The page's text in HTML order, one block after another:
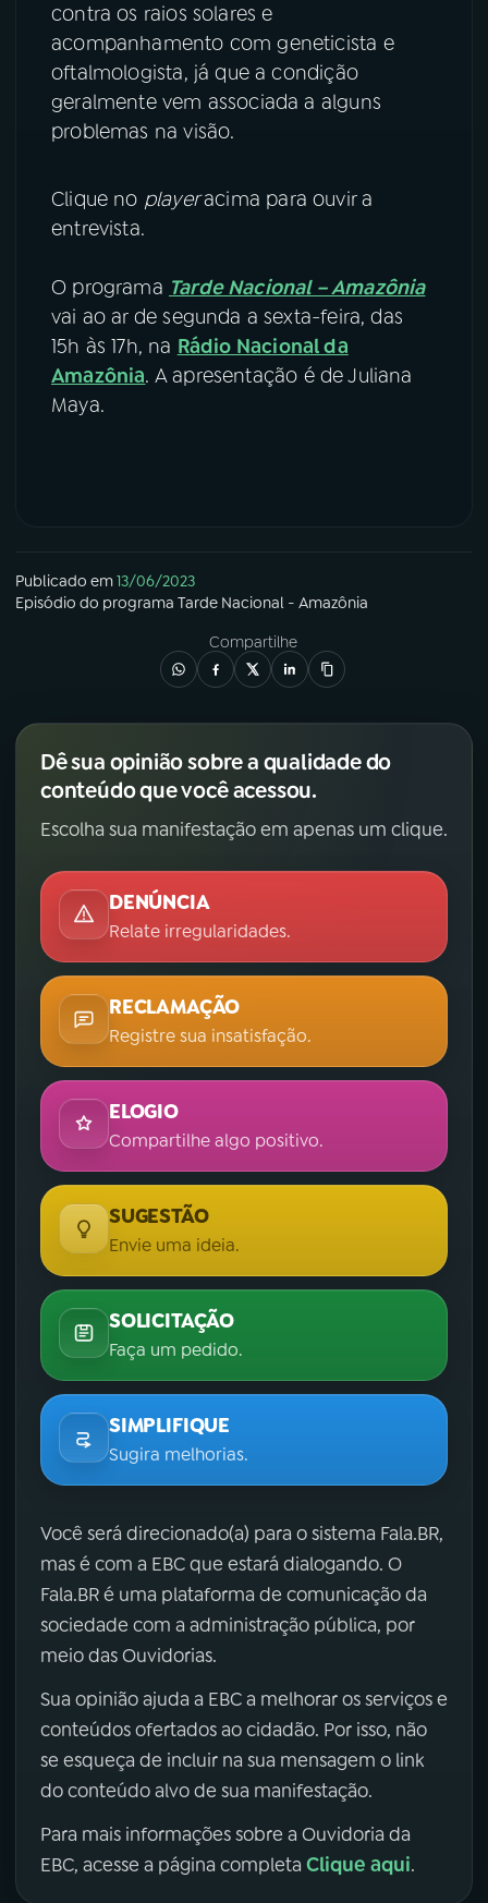
contra os raios solares e
acompanhamento com geneticista e
oftalmologista, já que a condição
geralmente vem associada a alguns
problemas na visão.
Clique no playeracima para ouvir a
entrevista.
O programa Tarde Nacional – Amazônia
vai ao ar de segunda a sexta-feira, das
15h às 17h, na Rádio Nacional da
Amazônia. A apresentação é de Juliana
Maya.
Publicado em13/06/2023
Episódio do programa Tarde Nacional - Amazônia
Compartilhe
Dê sua opinião sobre a qualidade do
conteúdo que você acessou.
Escolha sua manifestação em apenas um clique.
DENÚNCIA
Relate irregularidades.
RECLAMAÇÃO
Registre sua insatisfação.
ELOGIO
Compartilhe algo positivo.
SUGESTÃO
Envie uma ideia.
SOLICITAÇÃO
Faça um pedido.
SIMPLIFIQUE
Sugira melhorias.
Você será direcionado(a) para o sistema Fala.BR,
mas é com a EBC que estará dialogando. O
Fala.BR é uma plataforma de comunicação da
sociedade com a administração pública, por
meio das Ouvidorias.
Sua opinião ajuda a EBC a melhorar os serviços e
conteúdos ofertados ao cidadão. Por isso, não
se esqueça de incluir na sua mensagem o link
do conteúdo alvo de sua manifestação.
Para mais informações sobre a Ouvidoria da
EBC, acesse a página completa Clique aqui.